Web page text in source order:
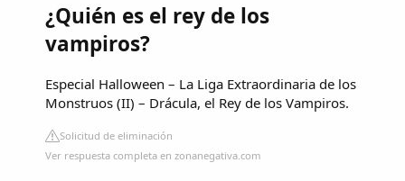
¿Quién es el rey de los
vampiros?
Especial Halloween – La Liga Extraordinaria de los
Monstruos (II) – Drácula, el Rey de los Vampiros.
Solicitud de eliminación
Ver respuesta completa en zonanegativa.com